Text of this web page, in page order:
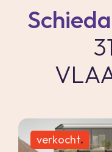
verkocht.